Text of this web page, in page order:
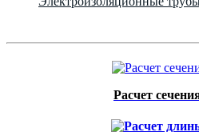
Расчет